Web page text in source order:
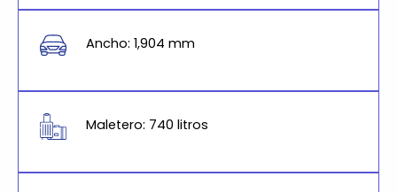
Ancho: 1,904 mm
Maletero: 740 litros